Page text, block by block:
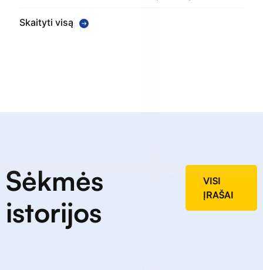
Skaityti visą
Sėkmės
istorijos
VISI
ĮRAŠAI